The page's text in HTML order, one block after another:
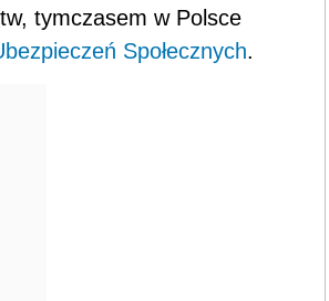
tymczasem w Polsce
Społecznych.